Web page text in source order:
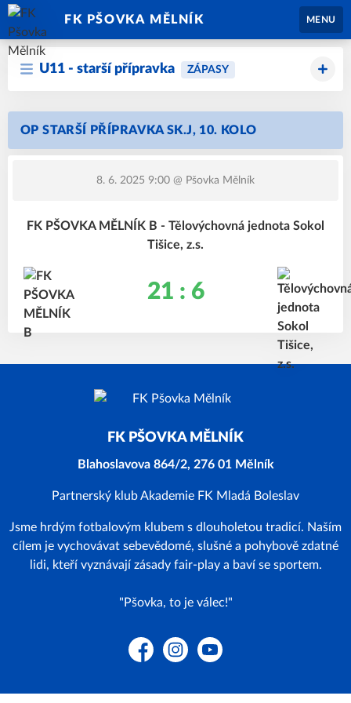
FK PŠOVKA MĚLNÍK MENU
U11 - starší přípravka ZÁPASY
OP STARŠÍ PŘÍPRAVKA SK.J, 10. KOLO
8. 6. 2025 9:00 @ Pšovka Mělník
FK PŠOVKA MĚLNÍK B - Tělovýchovná jednota Sokol
Tišice, z.s.
21 : 6
FK PŠOVKA MĚLNÍK
Blahoslavova 864/2, 276 01 Mělník
Partnerský klub Akademie FK Mladá Boleslav
Jsme hrdým fotbalovým klubem s dlouholetou tradicí. Naším
cílem je vychovávat sebevědomé, slušné a pohybově zdatné
lidi, kteří vyznávají zásady fair-play a baví se sportem.
"Pšovka, to je válec!"
FacebookInstagramYouTube